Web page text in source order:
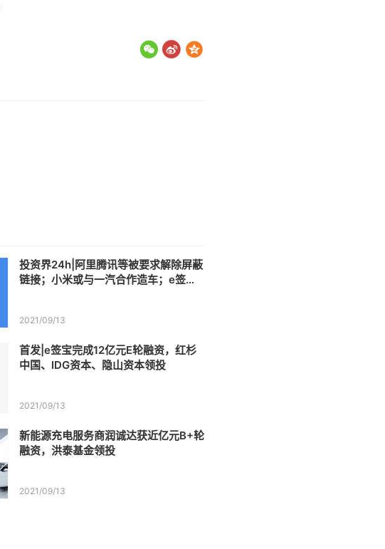
投资界24h|阿里腾讯等被要求解除屏蔽
链接；小米或与一汽合作造车；e签宝
2021/09/13
首发|e签宝完成12亿元E轮融资，红杉
中国、IDG资本、隐山资本领投
2021/09/13
新能源充电服务商润诚达获近亿元B+轮
融资，洪泰基金领投
2021/09/13